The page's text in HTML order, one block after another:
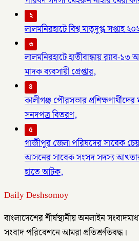
২
লালমনিরহাটে বিশ্ব মাতৃদুগ্ধ সপ্তাহ
৩
লালমনিরহাটে হাতীবান্ধায় র‌্যাব-
মাদক ব্যবসায়ী গ্রেপ্তার,
৪
কালীগঞ্জ পৌরসভার
সনদপত্র বিতরণ,
৫
গাজীপুর জেলা পরিষদের সাবেক
আসনের সাবেক সংসদ সদস্য
হাতে আটক,
Daily Deshsomoy
বাংলাদেশের শীর্ষস্থানীয় অনলাইন
সংবাদ পরিবেশনে আমরা প্রতিশ্রুতিবদ্ধ।